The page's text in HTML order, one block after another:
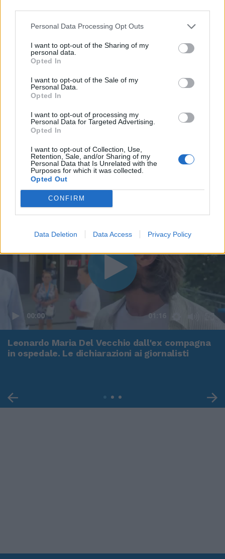
Personal Data Processing Opt Outs
I want to opt-out of the Sharing of my
personal data.
Opted In
I want to opt-out of the Sale of my
Personal Data.
Opted In
I want to opt-out of processing my
Personal Data for Targeted Advertising.
Opted In
I want to opt-out of Collection, Use,
Retention, Sale, and/or Sharing of my
Personal Data that Is Unrelated with the
Purposes for which it was collected.
Opted Out
CONFIRM
Data Deletion Data Access Privacy Policy
00:00 01:16
Leonardo Maria Del Vecchio dall'ex compagna
in ospedale. Le dichiarazioni ai giornalisti